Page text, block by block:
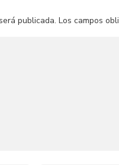
publicada. Los campos